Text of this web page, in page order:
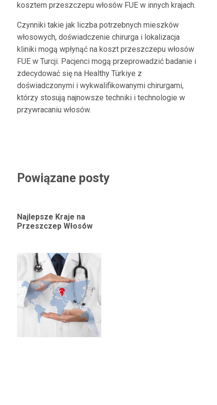
kosztem przeszczepu włosów FUE w innych krajach.
Czynniki takie jak liczba potrzebnych mieszków
włosowych, doświadczenie chirurga i lokalizacja
kliniki mogą wpłynąć na koszt przeszczepu włosów
FUE w Turcji. Pacjenci mogą przeprowadzić badanie i
zdecydować się na Healthy Türkiye z
doświadczonymi i wykwalifikowanymi chirurgami,
którzy stosują najnowsze techniki i technologie w
przywracaniu włosów.
Powiązane posty
Najlepsze Kraje na
Przeszczep Włosów